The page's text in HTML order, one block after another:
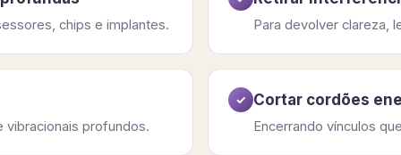
chips e implantes. Para devolver clareza,
vibracionais profundos.
✓ Cortar cordões
Encerrando vínculos